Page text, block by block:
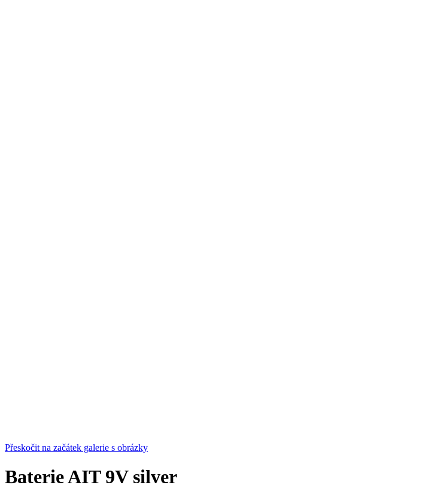
Přeskočit na začátek galerie s obrázky
Baterie AIT 9V silver